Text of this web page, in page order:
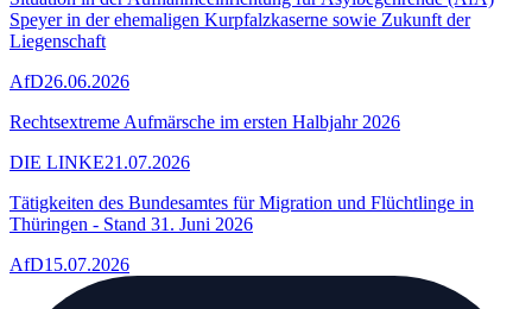
Speyer in der ehemaligen Kurpfalzkaserne sowie Zukunft der
Liegenschaft
AfD26.06.2026
Rechtsextreme Aufmärsche im ersten Halbjahr 2026
DIE LINKE21.07.2026
Tätigkeiten des Bundesamtes für Migration und Flüchtlinge in
Thüringen - Stand 31. Juni 2026
AfD15.07.2026